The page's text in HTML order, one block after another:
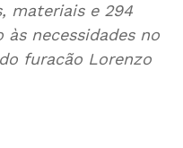
materiais e 294
necessidades no
furacão Lorenzo